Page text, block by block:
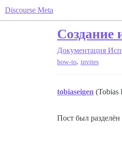
Discourse Meta
Создание
Документация
how-to, invites
tobiaseigen (Tobias
Пост был